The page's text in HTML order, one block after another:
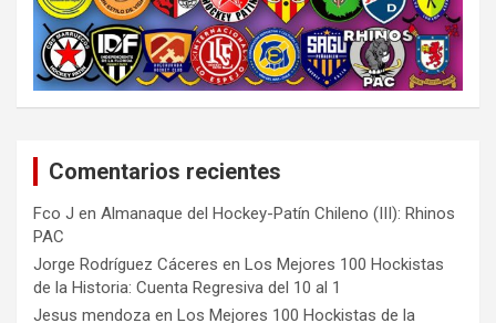
Comentarios recientes
Fco J en Almanaque del Hockey-Patín Chileno (III): Rhinos
PAC
Jorge Rodríguez Cáceres en Los Mejores 100 Hockistas
de la Historia: Cuenta Regresiva del 10 al 1
Jesus mendoza en Los Mejores 100 Hockistas de la